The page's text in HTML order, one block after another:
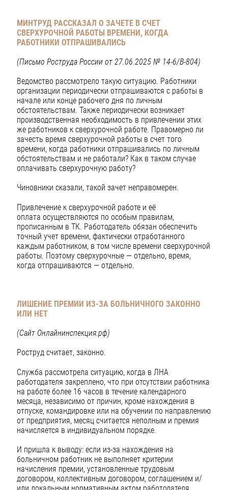
МИНТРУД РАССКАЗАЛ О ЗАЧЕТЕ В СЧЕТ
СВЕРХУРОЧНОЙ РАБОТЫ ВРЕМЕНИ, КОГДА
РАБОТНИКИ ОТПРАШИВАЛИСЬ
(Письмо Роструда России от 27.06.2025 № 14-6/В-804)
Ведомство рассмотрело такую ситуацию. Работники
организации периодически отпрашиваются с работы в
начале или конце рабочего дня по личным
обстоятельствам. Также периодически возникает
производственная необходимость в привлечении этих
же работников к сверхурочной работе. Правомерно ли
зачесть время сверхурочной работы в счет того
времени, когда работники отпрашивались по личным
обстоятельствам и не работали? Как в таком случае
оплачивать сверхурочную работу?
Чиновники сказали, такой зачет неправомерен.
Привлечение к сверхурочной работе и её
оплата осуществляются по особым правилам,
прописанным в ТК. Работодатель обязан обеспечить
точный учет времени, фактически отработанного
каждым работником, в том числе времени сверхурочной
работы. Поэтому сверхурочные — отдельно, время,
когда отпрашиваются — отдельно.
ЛИШЕНИЕ ПРЕМИИ ИЗ-ЗА БОЛЬНИЧНОГО ЗАКОННО
ИЛИ НЕТ
(Сайт Онлайнинспекция.рф)
Роструд считает, законно.
Служба рассмотрела ситуацию, когда в ЛНА
работодателя закреплено, что при отсутствии работника
на работе более 16 часов в течение календарного
месяца, независимо от причин, кроме нахождения в
отпуске, командировке или на обучении по направлению
от предприятия, месяц считается неполным и премия
начисляется в индивидуальном порядке.
И пришла к выводу: если из-за нахождения на
больничном работник не выполняет критерии
начисления премии, установленные трудовым
договором, коллективным договором, соглашением и/